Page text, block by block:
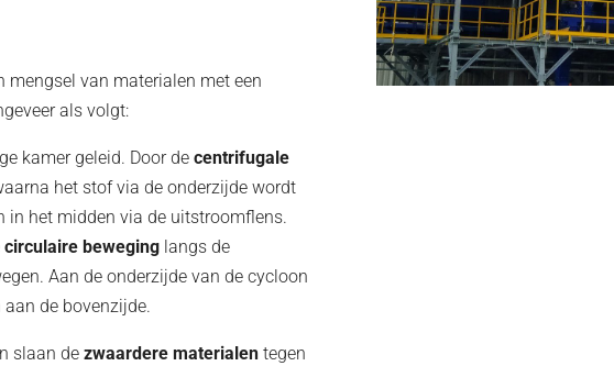
mengsel van materialen met een
als volgt:
kamer geleid. Door decentrifugale
het stof via de onderzijde wordt
in het midden via de uitstroomflens.
circulaire beweging langs de
Aan de onderzijde van de cycloon
de bovenzijde.
slaan dezwaardere materialen tegen